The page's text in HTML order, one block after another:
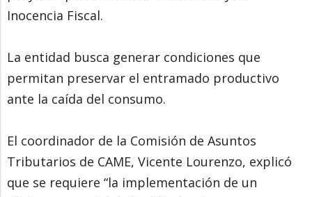
Inocencia Fiscal.
La entidad busca generar condiciones que
permitan preservar el entramado productivo
ante la caída del consumo.
El coordinador de la Comisión de Asuntos
Tributarios de CAME, Vicente Lourenzo, explicó
que se requiere “la implementación de un